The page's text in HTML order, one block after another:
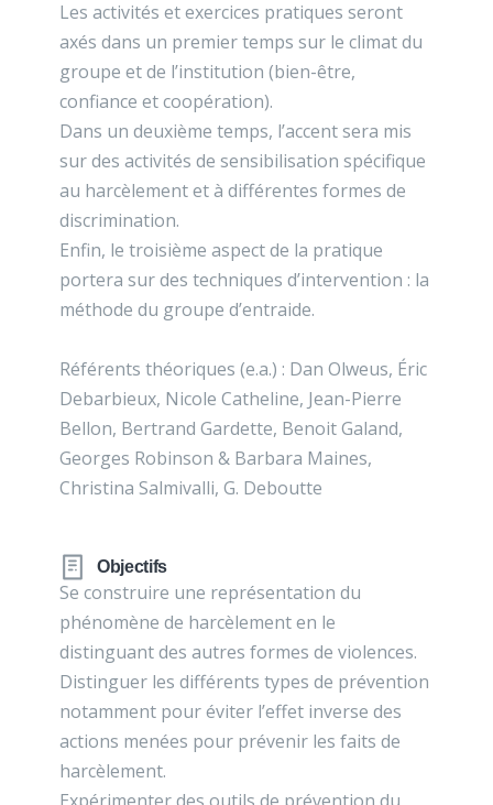
Les activités et exercices pratiques seront
axés dans un premier temps sur le climat du
groupe et de l’institution (bien-être,
confiance et coopération).
Dans un deuxième temps, l’accent sera mis
sur des activités de sensibilisation spécifique
au harcèlement et à différentes formes de
discrimination.
Enfin, le troisième aspect de la pratique
portera sur des techniques d’intervention : la
méthode du groupe d’entraide.
Référents théoriques (e.a.) : Dan Olweus, Éric
Debarbieux, Nicole Catheline, Jean-Pierre
Bellon, Bertrand Gardette, Benoit Galand,
Georges Robinson & Barbara Maines,
Christina Salmivalli, G. Deboutte
Objectifs
Se construire une représentation du
phénomène de harcèlement en le
distinguant des autres formes de violences.
Distinguer les différents types de prévention
notamment pour éviter l’effet inverse des
actions menées pour prévenir les faits de
harcèlement.